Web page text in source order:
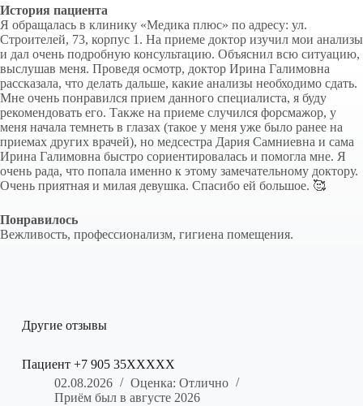
История пациента
Я обращалась в клинику «Медика плюс» по адресу: ул.
Строителей, 73, корпус 1. На приеме доктор изучил мои анализы
и дал очень подробную консультацию. Объяснил всю ситуацию,
выслушав меня. Проведя осмотр, доктор Ирина Галимовна
рассказала, что делать дальше, какие анализы необходимо сдать.
Мне очень понравился прием данного специалиста, я буду
рекомендовать его. Также на приеме случился форсмажор, у
меня начала темнеть в глазах (такое у меня уже было ранее на
приемах других врачей), но медсестра Дария Самниевна и сама
Ирина Галимовна быстро сориентировалась и помогла мне. Я
очень рада, что попала именно к этому замечательному доктору.
Очень приятная и милая девушка. Спасибо ей большое. 🥰
Понравилось
Вежливость, профессионализм, гигиена помещения.
Другие отзывы
Пациент +7 905 35XXXXX
02.08.2026
Оценка: Отлично
Приём был в августе 2026